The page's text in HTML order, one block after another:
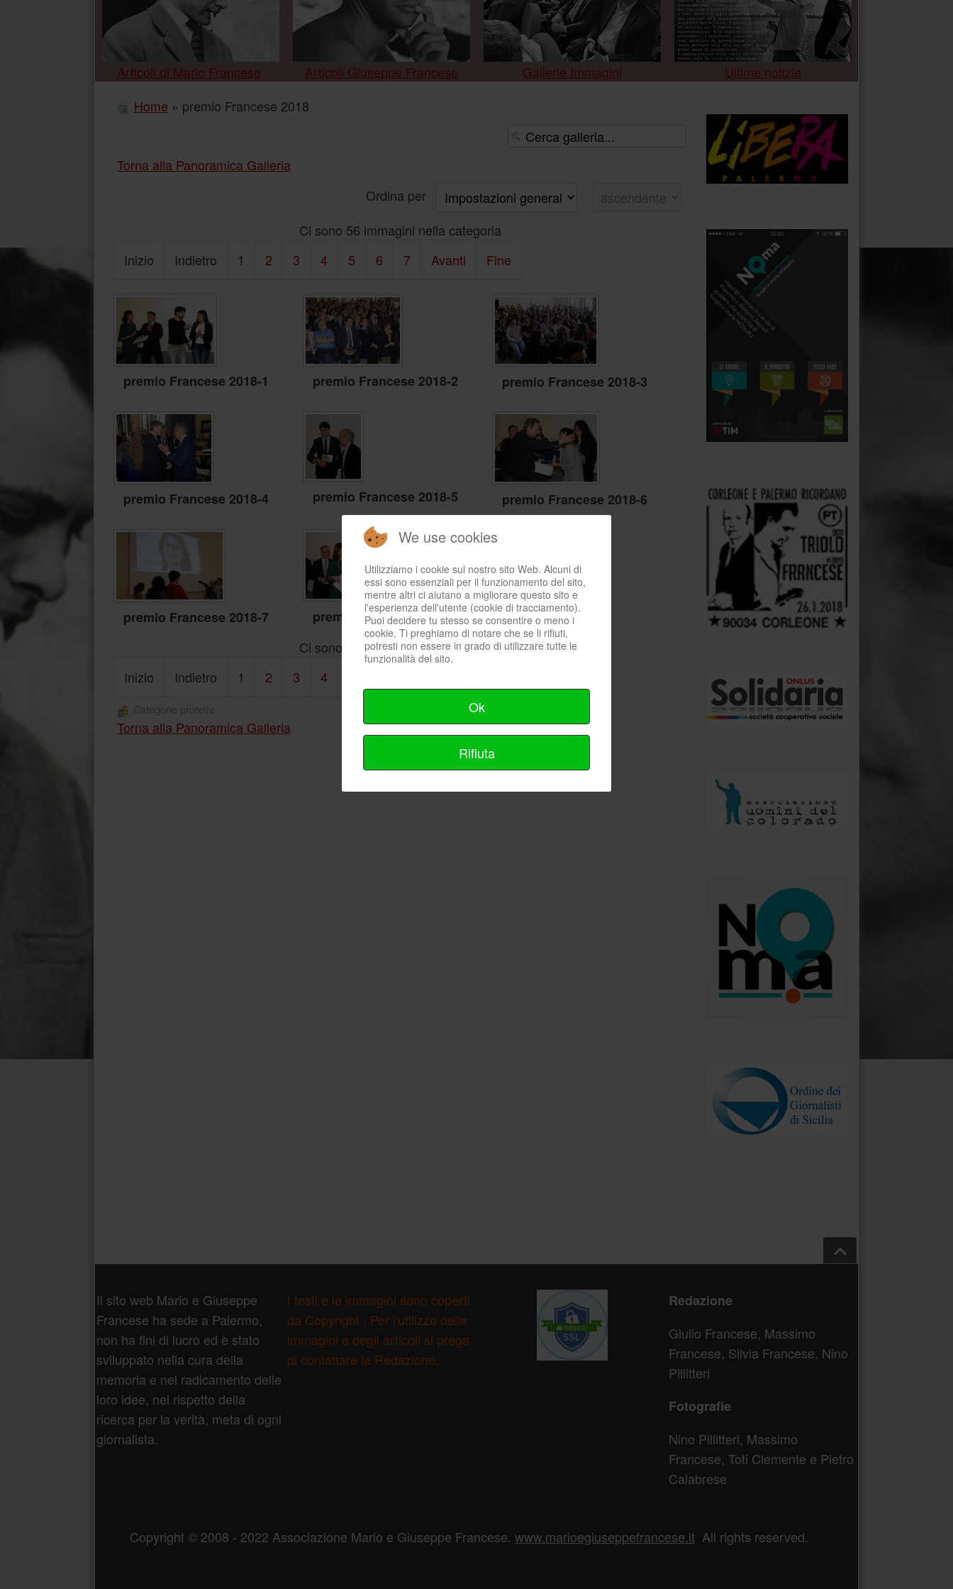
Articoli di Mario Francese Articoli Giuseppe Francese Gallerie Immagini
Ultime notizie
Home » premio Francese 2018
Torna alla Panoramica Galleria
Ordina per
Ci sono 56 immagini nella categoria
Inizio
Indietro 1 2 3 4 5 6 7 Avanti Fine
premio Francese 2018-1 premio Francese 2018-2 premio Francese 2018-3
premio Francese 2018-4 premio Francese 2018-5 premio Francese 2018-6
premio Francese 2018-7
premio Francese 2018-8
Ci sono 56 immagini nella categoria
Inizio
Indietro 1 2 3 4
Categorie protette
Torna alla Panoramica Galleria
Salta a inizio pagina
Il sito web Mario e Giuseppe
Francese ha sede a Palermo,
non ha fini di lucro ed è stato
sviluppato nella cura della
memoria e nel radicamento delle
loro idee, nel rispetto della
ricerca per la verità, meta di ogni
giornalista.
I testi e le immagini sono coperti
da Copyright . Per l'utilizzo delle
immagini e degli articoli si prega
di contattare la Redazione.
Redazione
Giulio Francese, Massimo
Francese, Silvia Francese, Nino
Pillitteri
Fotografie
Nino Pillitteri, Massimo
Francese, Toti Clemente e Pietro
Calabrese
Copyright © 2008 - 2022 Associazione Mario e Giuseppe Francese. www.marioegiuseppefrancese.itAll rights reserved.
We use cookies
Utilizziamo i cookie sul nostro sito Web. Alcuni di
essi sono essenziali per il funzionamento del sito,
mentre altri ci aiutano a migliorare questo sito e
l'esperienza dell'utente (cookie di tracciamento).
Puoi decidere tu stesso se consentire o meno i
cookie. Ti preghiamo di notare che se li rifiuti,
potresti non essere in grado di utilizzare tutte le
funzionalità del sito.
Ok
Rifiuta